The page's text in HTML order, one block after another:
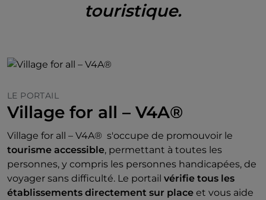
touristique.
LE PORTAIL
Village for all – V4A®
Village for all – V4A® s'occupe de promouvoir le
tourisme accessible, permettant à toutes les
personnes, y compris les personnes handicapées, de
voyager sans difficulté. Le portail vérifie tous les
établissements directement sur place et vous aide